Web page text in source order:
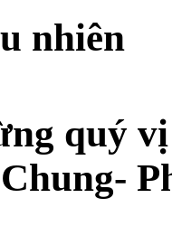
nhiên
quý